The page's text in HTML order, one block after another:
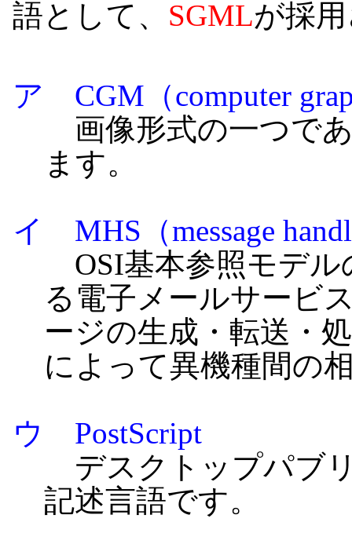
語として、 SGMLが採
ア CGM（computer
画像形式の一つで
ます。
イ MHS（message
OSI基本参照モデル
る電子メールサービ
ージの生成・転送・
によって異機種間の
ウ PostScript
デスクトップパブ
記述言語です。